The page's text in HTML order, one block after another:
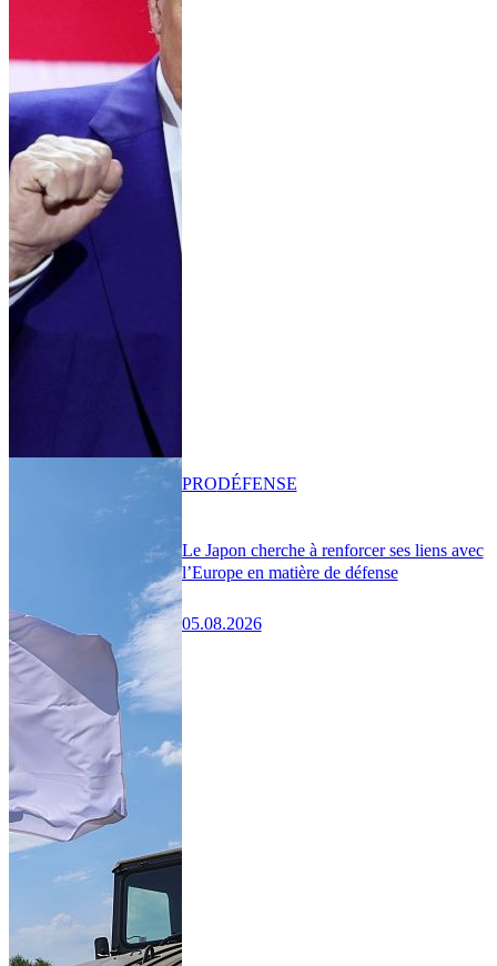
Le Japon cherche à renforcer ses liens avec
l’Europe en matière de défense
05.08.2026
PRODÉFENSE